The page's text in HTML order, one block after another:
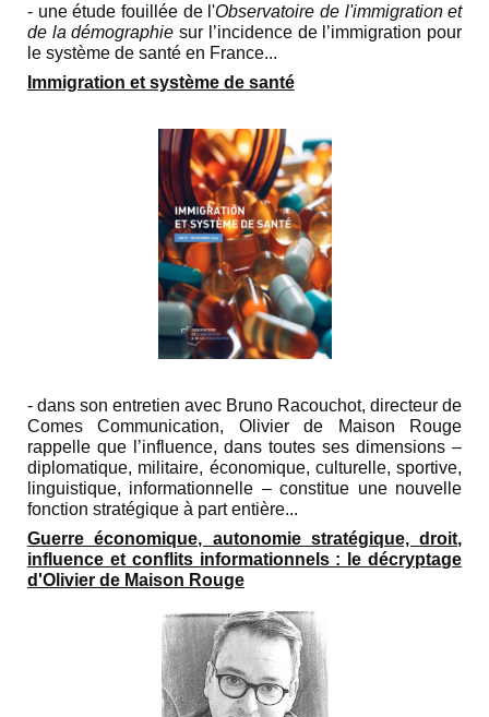
- une étude fouillée de l'Observatoire de l'immigration et
de la démographie sur l’incidence de l’immigration pour
le système de santé en France...
Immigration et système de santé
- dans son entretien avec Bruno Racouchot, directeur de
Comes Communication, Olivier de Maison Rouge
rappelle que l’influence, dans toutes ses dimensions –
diplomatique, militaire, économique, culturelle, sportive,
linguistique, informationnelle – constitue une nouvelle
fonction stratégique à part entière...
Guerre économique, autonomie stratégique, droit,
influence et conflits informationnels : le décryptage
d'Olivier de Maison Rouge